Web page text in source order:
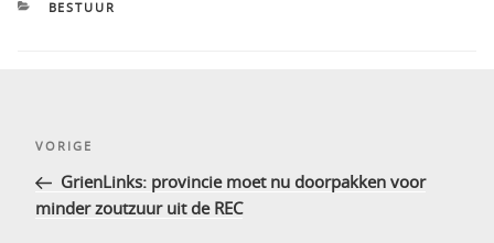
CATEGORIEËN
BESTUUR
Vorig
bericht
VORIGE
GrienLinks: provincie moet nu doorpakken voor
minder zoutzuur uit de REC